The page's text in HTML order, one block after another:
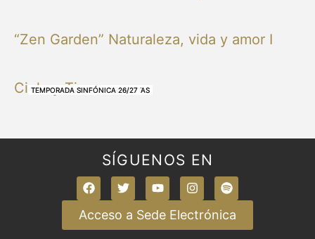
NUESTRAS BANDAS Y ORQUESTAS
NUESTRAS BANDAS Y ORQUESTAS
OTRAS MÚSICAS
NUESTRAS BANDAS Y ORQUESTAS
NUESTRAS BANDAS Y ORQUESTAS
TEMPORADA SINFÓNICA 26/27
TEMPORADA SINFÓNICA 26/27
“Zen Garden” Naturaleza, vida y amor I
TEMPORADA SINFÓNICA 26/27
Cielo y Tierra
TEMPORADA SINFÓNICA 26/27
SÍGUENOS EN
Acceso a Sede Electrónica